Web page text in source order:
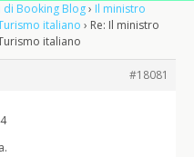
Booking Blog› Il ministro
italiano › Re: Il ministro
italiano
#18081